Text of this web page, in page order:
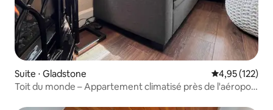
Suite ⋅ Gladstone Évaluation
4,95 (122)
Toit du monde – Appartement climatisé près de l'aéroport